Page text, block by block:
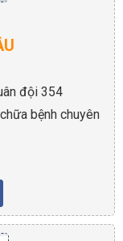
đội 354
bệnh chuyên